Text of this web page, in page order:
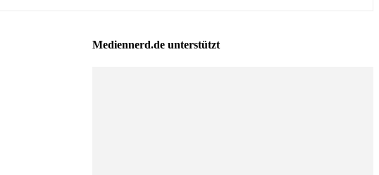
Mediennerd.de unterstützt